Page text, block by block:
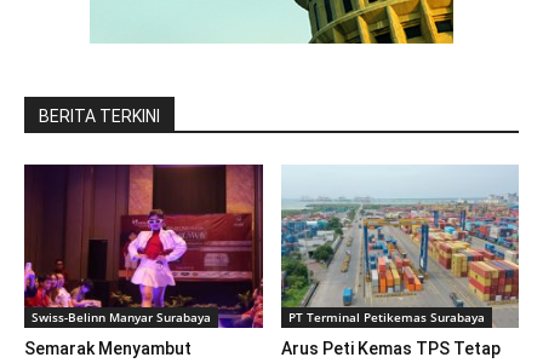
BERITA TERKINI
Swiss-Belinn Manyar Surabaya
Semarak Menyambut
PT Terminal Petikemas Surabaya
Arus Peti Kemas TPS Tetap